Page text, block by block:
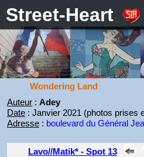
Street-Heart
Wondering Land
Auteur: Adey
Date: Janvier 2021 (photos prises
Adresse: boulevard du Général
Lavo//Matik* - Spot 13